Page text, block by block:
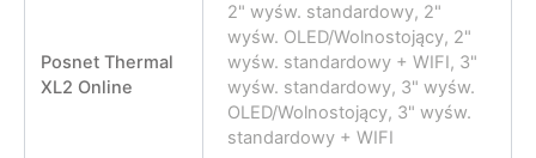
Posnet Thermal
XL2 Online
2" wyśw. standardowy, 2"
wyśw. OLED/Wolnostojący, 2"
wyśw. standardowy + WIFI, 3"
wyśw. standardowy, 3" wyśw.
OLED/Wolnostojący, 3" wyśw.
standardowy + WIFI